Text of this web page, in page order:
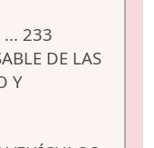
... 233
DE LAS
Y